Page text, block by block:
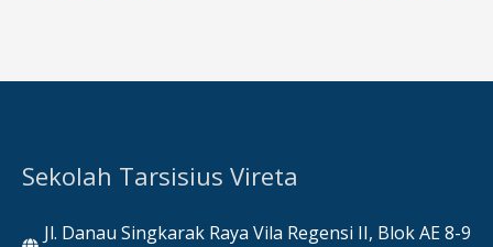
Sekolah Tarsisius Vireta
Jl. Danau Singkarak Raya Vila Regensi II, Blok AE 8-9